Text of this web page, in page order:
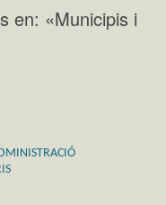
en: «Municipis i